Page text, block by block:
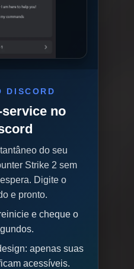
DISCORD
no
do seu
Strike 2 sem
Digite o
e pronto.
e cheque o
apenas suas
acessíveis.